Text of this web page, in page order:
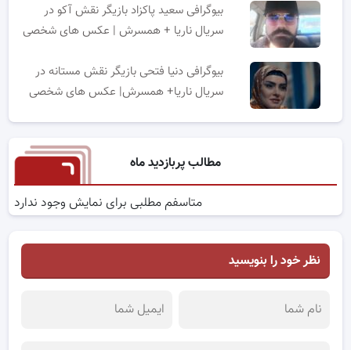
بیوگرافی سعید پاکزاد بازیگر نقش آکو در
سریال ناریا + همسرش | عکس های شخصی
بیوگرافی دنیا فتحی بازیگر نقش مستانه در
سریال ناریا+ همسرش| عکس های شخصی
مطالب پربازدید ماه
متاسفم مطلبی برای نمایش وجود ندارد
نظر خود را بنویسید